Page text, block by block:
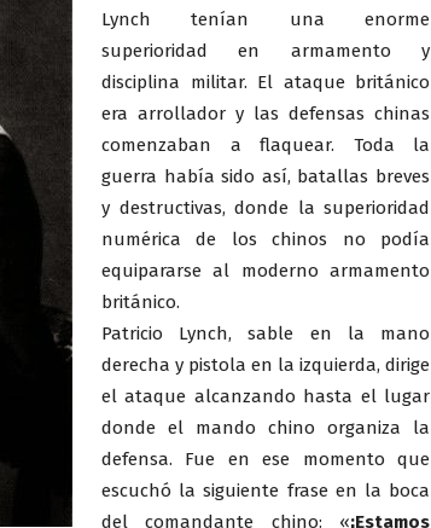
Lynch tenían una enorme
superioridad en armamento y
disciplina militar. El ataque británico
era arrollador y las defensas chinas
comenzaban a flaquear. Toda la
guerra había sido así, batallas breves
y destructivas, donde la superioridad
numérica de los chinos no podía
equipararse al moderno armamento
británico.
Patricio Lynch, sable en la mano
derecha y pistola en la izquierda, dirige
el ataque alcanzando hasta el lugar
donde el mando chino organiza la
defensa. Fue en ese momento que
escuchó la siguiente frase en la boca
del comandante chino: «¡Estamos